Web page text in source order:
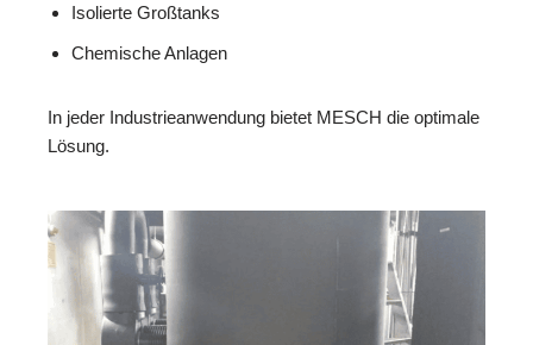
Isolierte Großtanks
Chemische Anlagen
In jeder Industrieanwendung bietet MESCH die optimale
Lösung.